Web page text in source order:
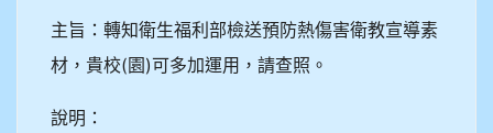
主旨：轉知衛生福利部檢送預防熱傷害衛教宣導素
材，貴校(園)可多加運用，請查照。
說明：